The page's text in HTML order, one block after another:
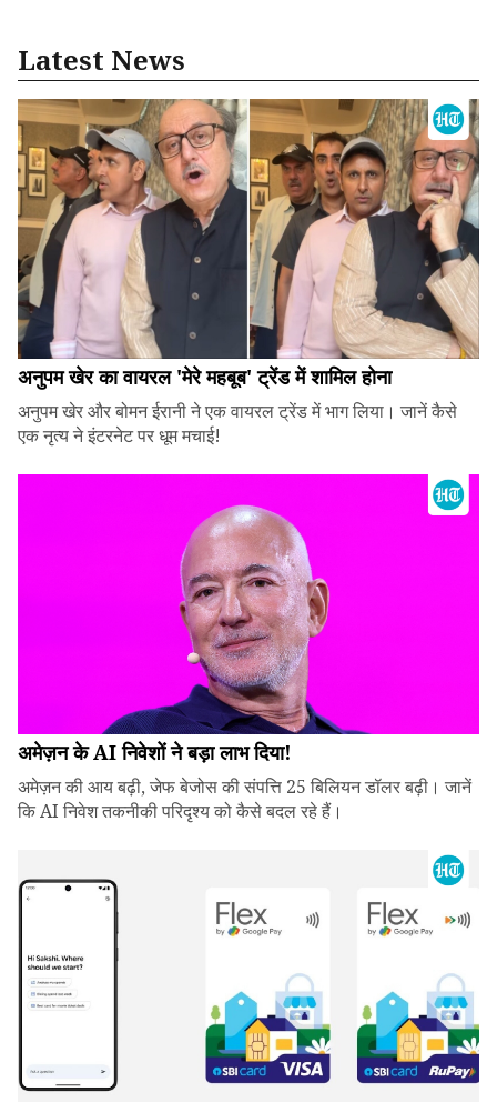
Latest News
अनुपम खेर का वायरल 'मेरे महबूब' ट्रेंड में शामिल होना
अनुपम खेर और बोमन ईरानी ने एक वायरल ट्रेंड में भाग लिया। जानें कैसे
एक नृत्य ने इंटरनेट पर धूम मचाई!
अमेज़न के AI निवेशों ने बड़ा लाभ दिया!
अमेज़न की आय बढ़ी, जेफ बेजोस की संपत्ति 25 बिलियन डॉलर बढ़ी। जानें
कि AI निवेश तकनीकी परिदृश्य को कैसे बदल रहे हैं।